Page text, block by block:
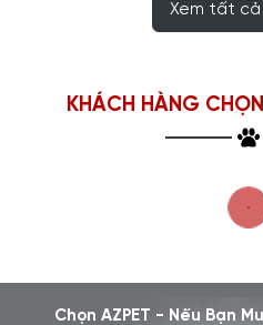
Xem tất cả
KHÁCH HÀNG
Chọn AZPET - Nếu Bạn